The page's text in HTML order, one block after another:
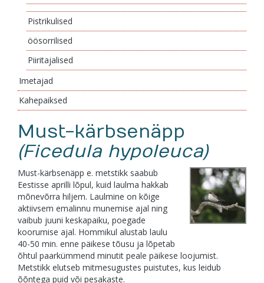
Pistrikulised
öösorrilised
Piiritajalised
Imetajad
Kahepaiksed
Must-kärbsenäpp
(Ficedula hypoleuca)
Must-kärbsenäpp e. metstikk saabub
Eestisse aprilli lõpul, kuid laulma hakkab
mõnevõrra hiljem. Laulmine on kõige
aktiivsem emalinnu munemise ajal ning
vaibub juuni keskapaiku, poegade
koorumise ajal. Hommikul alustab laulu
40-50 min. enne päikese tõusu ja lõpetab
õhtul paarkümmend minutit peale päikese loojumist.
Metstikk elutseb mitmesugustes puistutes, kus leidub
õõntega puid või pesakaste.